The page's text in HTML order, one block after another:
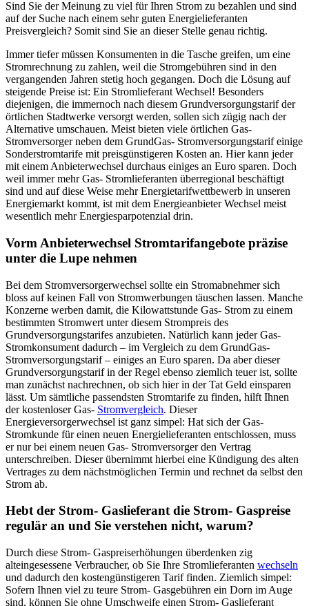
Sind Sie der Meinung zu viel für Ihren Strom zu bezahlen und sind
auf der Suche nach einem sehr guten Energielieferanten
Preisvergleich? Somit sind Sie an dieser Stelle genau richtig.
Immer tiefer müssen Konsumenten in die Tasche greifen, um eine
Stromrechnung zu zahlen, weil die Stromgebühren sind in den
vergangenden Jahren stetig hoch gegangen. Doch die Lösung auf
steigende Preise ist: Ein Stromlieferant Wechsel! Besonders
diejenigen, die immernoch nach diesem Grundversorgungstarif der
örtlichen Stadtwerke versorgt werden, sollen sich zügig nach der
Alternative umschauen. Meist bieten viele örtlichen Gas-
Stromversorger neben dem GrundGas- Stromversorgungstarif einige
Sonderstromtarife mit preisgünstigeren Kosten an. Hier kann jeder
mit einem Anbieterwechsel durchaus einiges an Euro sparen. Doch
weil immer mehr Gas- Stromlieferanten überregional beschäftigt
sind und auf diese Weise mehr Energietarifwettbewerb in unseren
Energiemarkt kommt, ist mit dem Energieanbieter Wechsel meist
wesentlich mehr Energiesparpotenzial drin.
Vorm Anbieterwechsel Stromtarifangebote präzise
unter die Lupe nehmen
Bei dem Stromversorgerwechsel sollte ein Stromabnehmer sich
bloss auf keinen Fall von Stromwerbungen täuschen lassen. Manche
Konzerne werben damit, die Kilowattstunde Gas- Strom zu einem
bestimmten Stromwert unter diesem Strompreis des
Grundversorgungstarifes anzubieten. Natürlich kann jeder Gas-
Stromkonsument dadurch – im Vergleich zu dem GrundGas-
Stromversorgungstarif – einiges an Euro sparen. Da aber dieser
Grundversorgungstarif in der Regel ebenso ziemlich teuer ist, sollte
man zunächst nachrechnen, ob sich hier in der Tat Geld einsparen
lässt. Um sämtliche passendsten Stromtarife zu finden, hilft Ihnen
der kostenloser Gas- Stromvergleich. Dieser
Energieversorgerwechsel ist ganz simpel: Hat sich der Gas-
Stromkunde für einen neuen Energielieferanten entschlossen, muss
er nur bei einem neuen Gas- Stromversorger den Vertrag
unterschreiben. Dieser übernimmt hierbei eine Kündigung des alten
Vertrages zu dem nächstmöglichen Termin und rechnet da selbst den
Strom ab.
Hebt der Strom- Gaslieferant die Strom- Gaspreise
regulär an und Sie verstehen nicht, warum?
Durch diese Strom- Gaspreiserhöhungen überdenken zig
alteingesessene Verbraucher, ob Sie Ihre Stromlieferanten wechseln
und dadurch den kostengünstigeren Tarif finden. Ziemlich simpel:
Sofern Ihnen viel zu teure Strom- Gasgebühren ein Dorn im Auge
sind, können Sie ohne Umschweife einen Strom- Gaslieferant